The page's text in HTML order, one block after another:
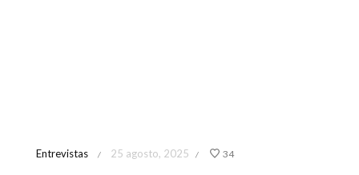
Entrevistas / 25 agosto, 2025 / 34